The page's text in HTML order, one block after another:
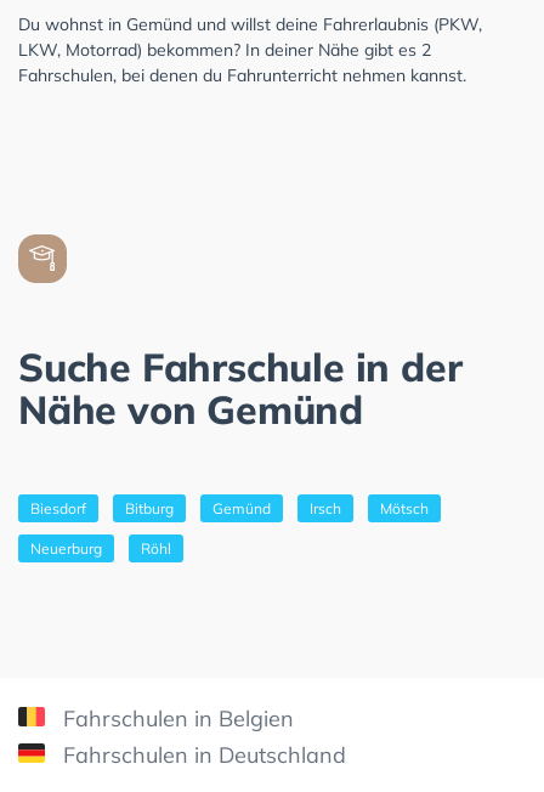
Du wohnst in Gemünd und willst deine Fahrerlaubnis (PKW,
LKW, Motorrad) bekommen? In deiner Nähe gibt es 2
Fahrschulen, bei denen du Fahrunterricht nehmen kannst.
Suche Fahrschule in der
Nähe von Gemünd
Biesdorf Bitburg Gemünd Irsch Mötsch
Neuerburg Röhl
Fahrschulen in Belgien
Fahrschulen in Deutschland